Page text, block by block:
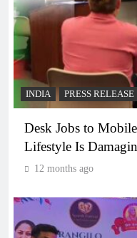
INDIA PRESS RELEASE
Desk Jobs to
Lifestyle Is
12 months ago